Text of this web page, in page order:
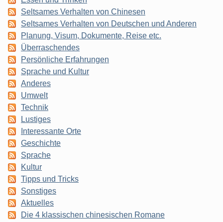
Seltsames Verhalten von Chinesen
Seltsames Verhalten von Deutschen und Anderen
Planung, Visum, Dokumente, Reise etc.
Überraschendes
Persönliche Erfahrungen
Sprache und Kultur
Anderes
Umwelt
Technik
Lustiges
Interessante Orte
Geschichte
Sprache
Kultur
Tipps und Tricks
Sonstiges
Aktuelles
Die 4 klassischen chinesischen Romane